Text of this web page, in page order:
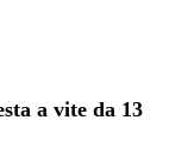
a vite da 13